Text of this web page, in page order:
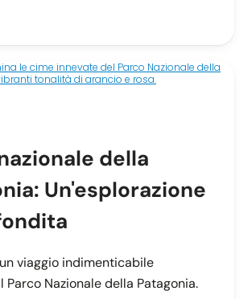
della
Un'esplorazione
viaggio indimenticabile
Parco Nazionale della Patagonia.